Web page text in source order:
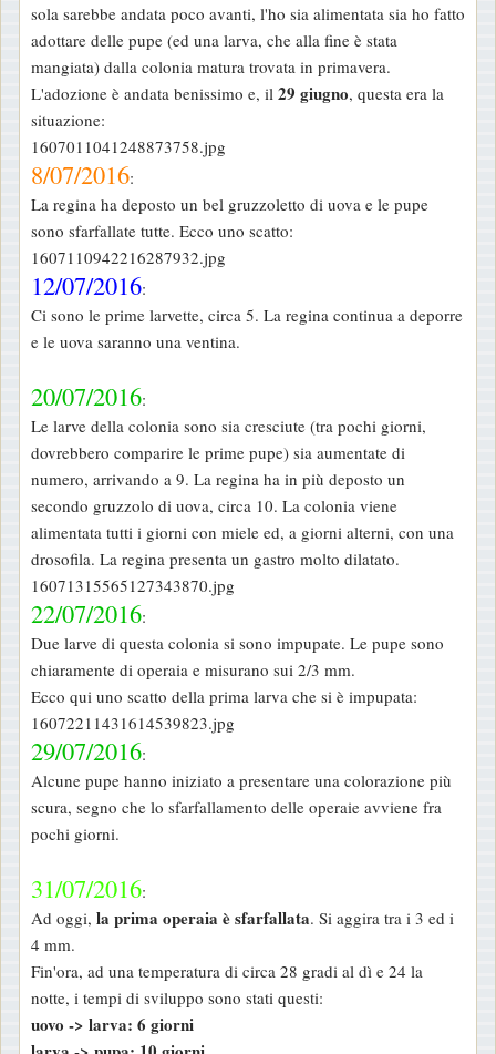
sola sarebbe andata poco avanti, l'ho sia alimentata sia ho fatto
adottare delle pupe (ed una larva, che alla fine è stata
mangiata) dalla colonia matura trovata in primavera.
L'adozione è andata benissimo e, il 29 giugno, questa era la
situazione:
1607011041248873758.jpg
8/07/2016:
La regina ha deposto un bel gruzzoletto di uova e le pupe
sono sfarfallate tutte. Ecco uno scatto:
1607110942216287932.jpg
12/07/2016:
Ci sono le prime larvette, circa 5. La regina continua a deporre
e le uova saranno una ventina.
20/07/2016:
Le larve della colonia sono sia cresciute (tra pochi giorni,
dovrebbero comparire le prime pupe) sia aumentate di
numero, arrivando a 9. La regina ha in più deposto un
secondo gruzzolo di uova, circa 10. La colonia viene
alimentata tutti i giorni con miele ed, a giorni alterni, con una
drosofila. La regina presenta un gastro molto dilatato.
16071315565127343870.jpg
22/07/2016:
Due larve di questa colonia si sono impupate. Le pupe sono
chiaramente di operaia e misurano sui 2/3 mm.
Ecco qui uno scatto della prima larva che si è impupata:
16072211431614539823.jpg
29/07/2016:
Alcune pupe hanno iniziato a presentare una colorazione più
scura, segno che lo sfarfallamento delle operaie avviene fra
pochi giorni.
31/07/2016:
Ad oggi, la prima operaia è sfarfallata. Si aggira tra i 3 ed i
4 mm.
Fin'ora, ad una temperatura di circa 28 gradi al dì e 24 la
notte, i tempi di sviluppo sono stati questi:
uovo -> larva: 6 giorni